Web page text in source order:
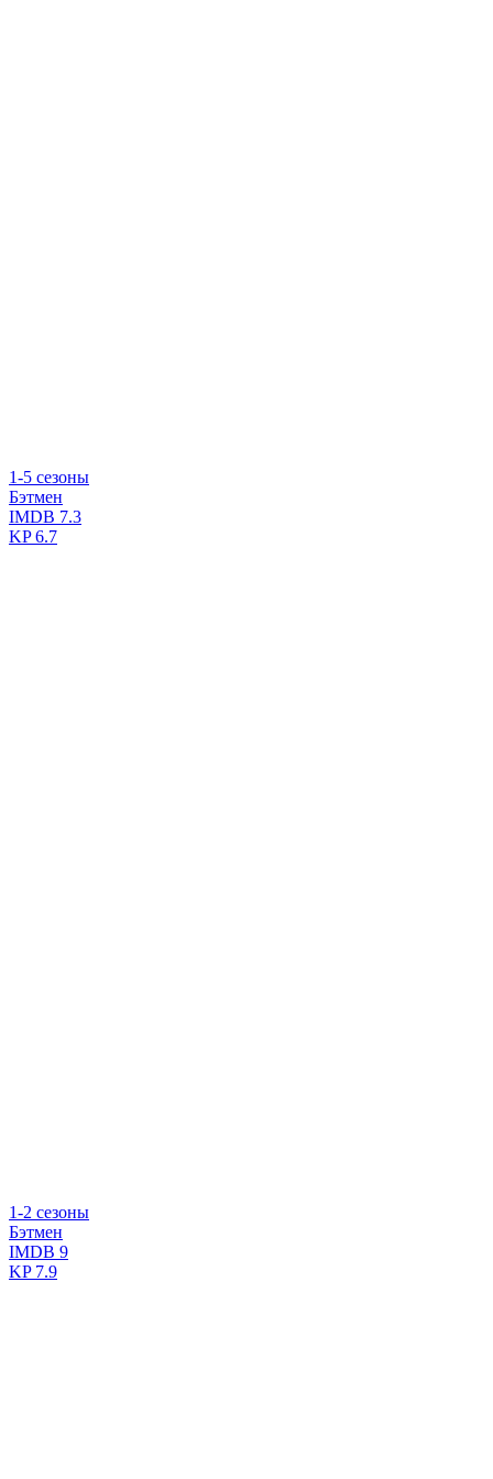
1-5 сезоны
Бэтмен
IMDB 7.3
KP6.7
1-2 сезоны
Бэтмен
IMDB 9
KP7.9